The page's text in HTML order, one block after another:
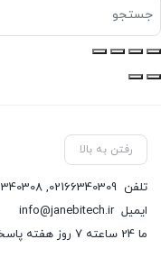
رفتن به بالا
تلفن 02166340309
,
ایمیلinfo@janebitech.ir
ما 24 ساعته 7 روز هفته پاسخگوی شما هستیم.